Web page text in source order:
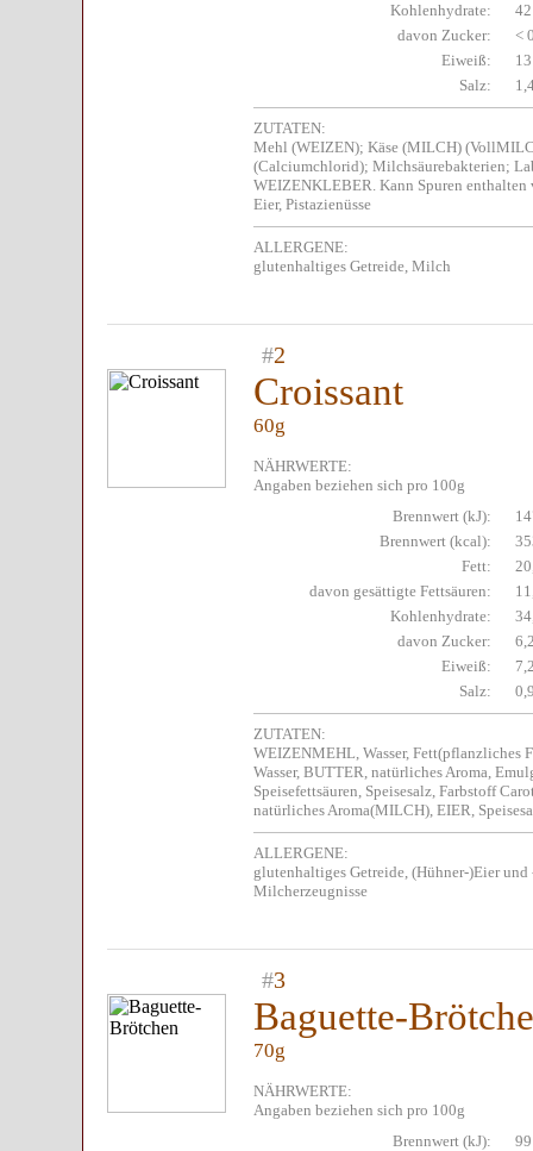
Kohlenhydrate:
davon Zucker:
<
Eiweiß:
Salz:
ZUTATEN:
Mehl (WEIZEN); Käse (MILCH)
(Calciumchlorid); Milchsäurebakterien;
WEIZENKLEBER. Kann Spuren enthalten
Eier, Pistazienüsse
ALLERGENE:
glutenhaltiges Getreide, Milch
#2
Croissant
60g
NÄHRWERTE:
Angaben beziehen sich pro 100g
Brennwert (kJ):
Brennwert (kcal):
Fett:
davon gesättigte Fettsäuren:
Kohlenhydrate:
davon Zucker:
Eiweiß:
Salz:
ZUTATEN:
WEIZENMEHL, Wasser, Fett(pflanzliches
Wasser, BUTTER, natürliches Aroma,
Speisefettsäuren, Speisesalz, Farbstoff
natürliches Aroma(MILCH), EIER,
ALLERGENE:
glutenhaltiges Getreide, (Hühner-)Eier
Milcherzeugnisse
#3
Baguette-
70g
NÄHRWERTE:
Angaben beziehen sich pro 100g
Brennwert (kJ):